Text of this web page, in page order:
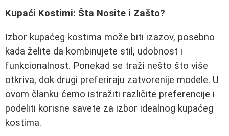
Kupaći Kostimi: Šta Nosite i Zašto?
Izbor kupaćeg kostima može biti izazov, posebno
kada želite da kombinujete stil, udobnost i
funkcionalnost. Ponekad se traži nešto što više
otkriva, dok drugi preferiraju zatvorenije modele. U
ovom članku ćemo istražiti različite preferencije i
podeliti korisne savete za izbor idealnog kupaćeg
kostima.